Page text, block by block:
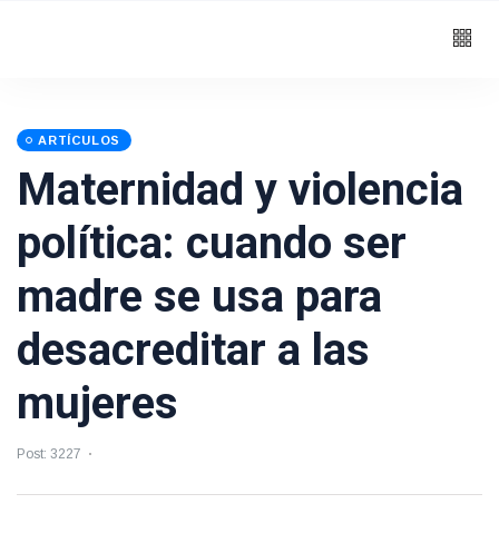
ARTÍCULOS
Maternidad y violencia
política: cuando ser
madre se usa para
desacreditar a las
mujeres
Post: 3227